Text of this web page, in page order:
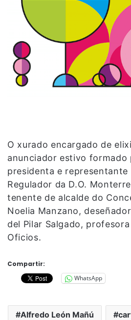
O xurado encargado de
anunciador estivo formado
presidenta e representante
Regulador da D.O.
tenente de alcalde do
Noelia Manzano,
del Pilar Salgado,
Oficios.
Compartir:
WhatsApp
Alfredo León Mañú